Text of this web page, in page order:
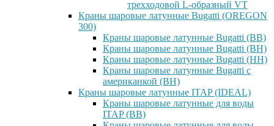
трехходовой L-образный VT
Краны шаровые латунные Bugatti (OREGON
300)
Краны шаровые латунные Bugatti (ВВ)
Краны шаровые латунные Bugatti (ВН)
Краны шаровые латунные Bugatti (НН)
Краны шаровые латунные Bugatti с
американкой (ВН)
Краны шаровые латунные ITAP (IDEAL)
Краны шаровые латунные для воды
ITAP (ВВ)